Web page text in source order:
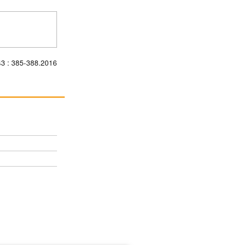
: 385-388.2016